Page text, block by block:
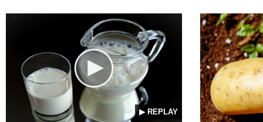
▶ REPLAY